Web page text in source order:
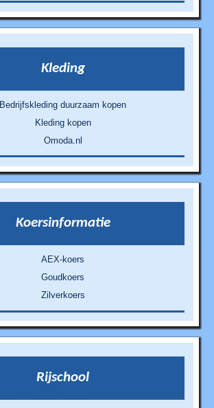
Kleding
Bedrijfskleding duurzaam kopen
Kleding kopen
Omoda.nl
Koersinformatie
AEX-koers
Goudkoers
Zilverkoers
Rijschool